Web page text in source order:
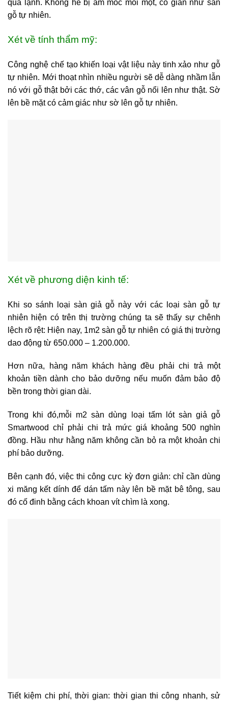
quá lạnh. Không hề bị ẩm mốc mối mọt, co giãn như sàn
gỗ tự nhiên.
Xét về tính thẩm mỹ:
Công nghệ chế tạo khiến loại vật liệu này tinh xảo như gỗ
tự nhiên. Mới thoạt nhìn nhiều người sẽ dễ dàng nhầm lẫn
nó với gỗ thật bởi các thớ, các vân gỗ nổi lên như thật. Sờ
lên bề mặt có cảm giác như sờ lên gỗ tự nhiên.
Xét về phương diện kinh tế:
Khi so sánh loại sàn giả gỗ này với các loại sàn gỗ tự
nhiên hiện có trên thị trường chúng ta sẽ thấy sự chênh
lệch rõ rệt: Hiện nay, 1m2 sàn gỗ tự nhiên có giá thị trường
dao động từ 650.000 – 1.200.000.
Hơn nữa, hàng năm khách hàng đều phải chi trả một
khoản tiền dành cho bảo dưỡng nếu muốn đảm bảo độ
bền trong thời gian dài.
Trong khi đó,mỗi m2 sàn dùng loại tấm lót sàn giả gỗ
Smartwood chỉ phải chi trả mức giá khoảng 500 nghìn
đồng. Hầu như hằng năm không cần bỏ ra một khoản chi
phí bảo dưỡng.
Bên cạnh đó, việc thi công cực kỳ đơn giản: chỉ cần dùng
xi măng kết dính để dán tấm này lên bề mặt bê tông, sau
đó cố đinh bằng cách khoan vít chìm là xong.
Tiết kiệm chi phí, thời gian: thời gian thi công nhanh, sử